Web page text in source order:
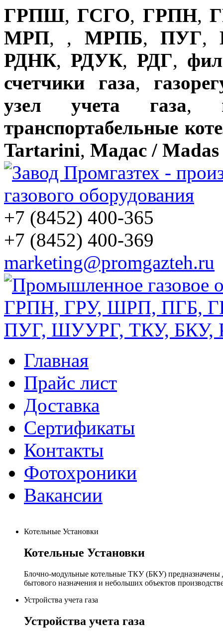
ГРПШ,ГСГО, ГРПН,
МРП, , МРПБ, ПУГ,
РДНК, РДУК, РДГ,
счетчики газа,
узел учета газа,
транспортабельные
Tartarini, Мадас / Madas
+7 (8452) 400-365
+7 (8452) 400-369
marketing@promgazteh.ru
Главная
Прайс лист
Доставка
Сертификаты
Контакты
Фотохроники
Вакансии
Котельные Установки
Котельные Установки
Блочно-модульные котельные ТКУ (БКУ) предназначены
бытового назначения и небольших объектов
Устройства учета газа
Устройства учета газа